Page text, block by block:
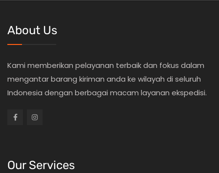
About Us
Kami memberikan pelayanan terbaik dan fokus dalam
mengantar barang kiriman anda ke wilayah di seluruh
Indonesia dengan berbagai macam layanan ekspedisi.
Our Services